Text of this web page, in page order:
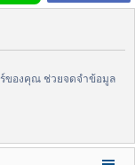
v
a
i
ร์ของคุณ ช่วยจดจำข้อมูล